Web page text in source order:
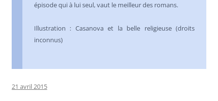
épisode qui à lui seul, vaut le meilleur des romans.
Illustration : Casanova et la belle religieuse (droits
inconnus)
21 avril 2015